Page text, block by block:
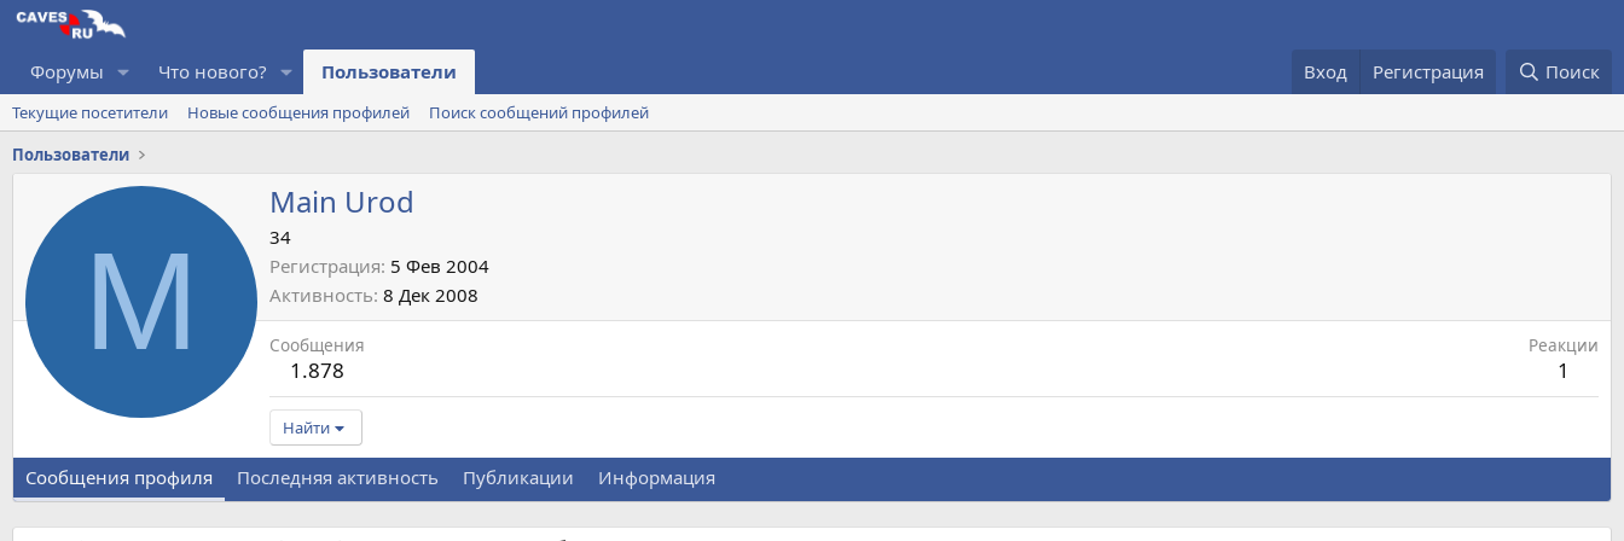
Форумы Что нового? Пользователи Вход Регистрация Поиск
Текущие посетители Новые сообщения профилей
Поиск сообщений профилей
Пользователи
M
Main Urod
34
Регистрация 5 Фев 2004
Активность 8 Дек 2008
Сообщения
1.878
Реакции
1
Найти
Сообщения профиля Последняя активность Публикации Информация